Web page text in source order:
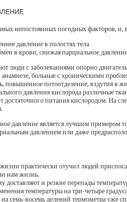
непостоянных погодных факторов, и,
давление в полостях тела
в крови, снижая парциальное
люди с заболеваниями опорно
больные с хроническими
повышенное потоотделение, вздутия в
давления кислорода различные
достаточного питания кислородом. На
давление является лучшим примером
давлением или даже
практически отучил людей
нам жизнь.
доставляют и резкие перепады
температуры на три-четыре
семь-восемь делений термометра уже